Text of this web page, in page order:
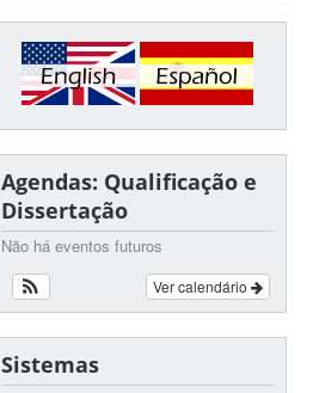
Agendas: Qualificação e
Dissertação
Não há eventos futuros
Ver calendário
Sistemas